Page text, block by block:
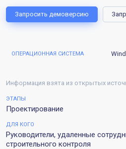
Запросить демоверсию
ОПЕРАЦИОННАЯ СИСТЕМА
Информация взята из открытых
ЭТАПЫ
Проектирование
ДЛЯ КОГО
Руководители, удаленные
строительного контроля